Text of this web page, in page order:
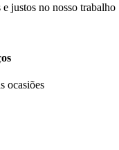
e justos no nosso trabalho
ocasiões